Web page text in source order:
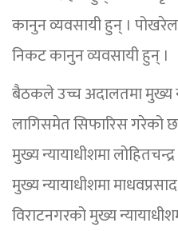
कानुन व्यवसायी हुन् ।
निकट कानुन व्यवसायी हुन् ।
बैठकले उच्च अदालतमा मुख्य
लागिसमेत सिफारिस गरेको
मुख्य न्यायाधीशमा
मुख्य न्यायाधीशमा
विराटनगरको मुख्य